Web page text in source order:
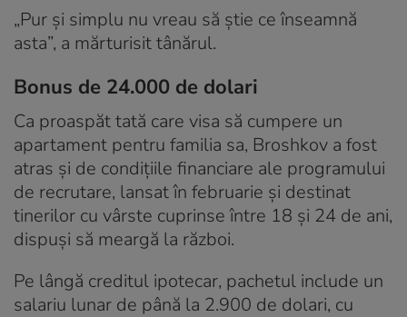
„Pur și simplu nu vreau să știe ce înseamnă
asta”, a mărturisit tânărul.
Bonus de 24.000 de dolari
Ca proaspăt tată care visa să cumpere un
apartament pentru familia sa, Broshkov a fost
atras și de condițiile financiare ale programului
de recrutare, lansat în februarie și destinat
tinerilor cu vârste cuprinse între 18 și 24 de ani,
dispuși să meargă la război.
Pe lângă creditul ipotecar, pachetul include un
salariu lunar de până la 2.900 de dolari, cu